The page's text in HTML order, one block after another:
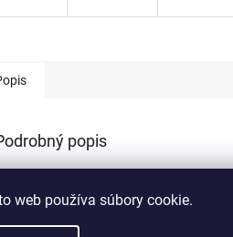
web používa súbory cookie.
popis
variant
veľkosť
veľkosť kazety